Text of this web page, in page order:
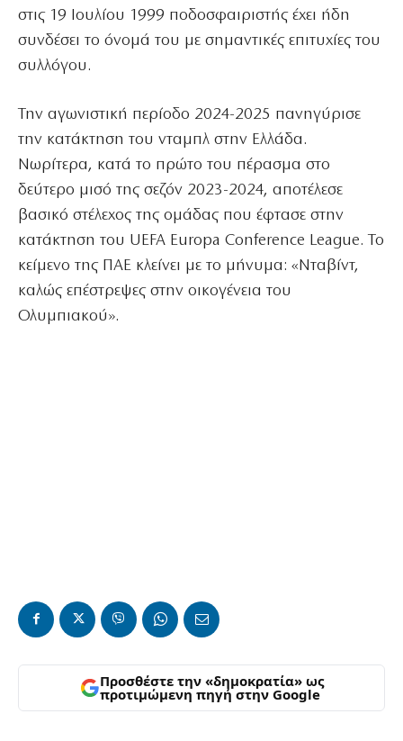
στις 19 Ιουλίου 1999 ποδοσφαιριστής έχει ήδη
συνδέσει το όνομά του με σημαντικές επιτυχίες του
συλλόγου.
Την αγωνιστική περίοδο 2024-2025 πανηγύρισε
την κατάκτηση του νταμπλ στην Ελλάδα.
Νωρίτερα, κατά το πρώτο του πέρασμα στο
δεύτερο μισό της σεζόν 2023-2024, αποτέλεσε
βασικό στέλεχος της ομάδας που έφτασε στην
κατάκτηση του UEFA Europa Conference League. Το
κείμενο της ΠΑΕ κλείνει με το μήνυμα: «Νταβίντ,
καλώς επέστρεψες στην οικογένεια του
Ολυμπιακού».
Προσθέστε την «δημοκρατία» ως
προτιμώμενη πηγή στην Google